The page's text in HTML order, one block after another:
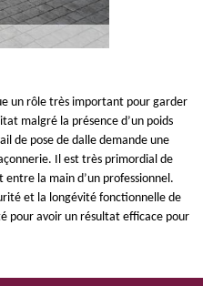
un rôle très important pour garder
malgré la présence d’un poids
de pose de dalle demande une
Il est très primordial de
la main d’un professionnel.
et la longévité fonctionnelle de
pour avoir un résultat efficace pour